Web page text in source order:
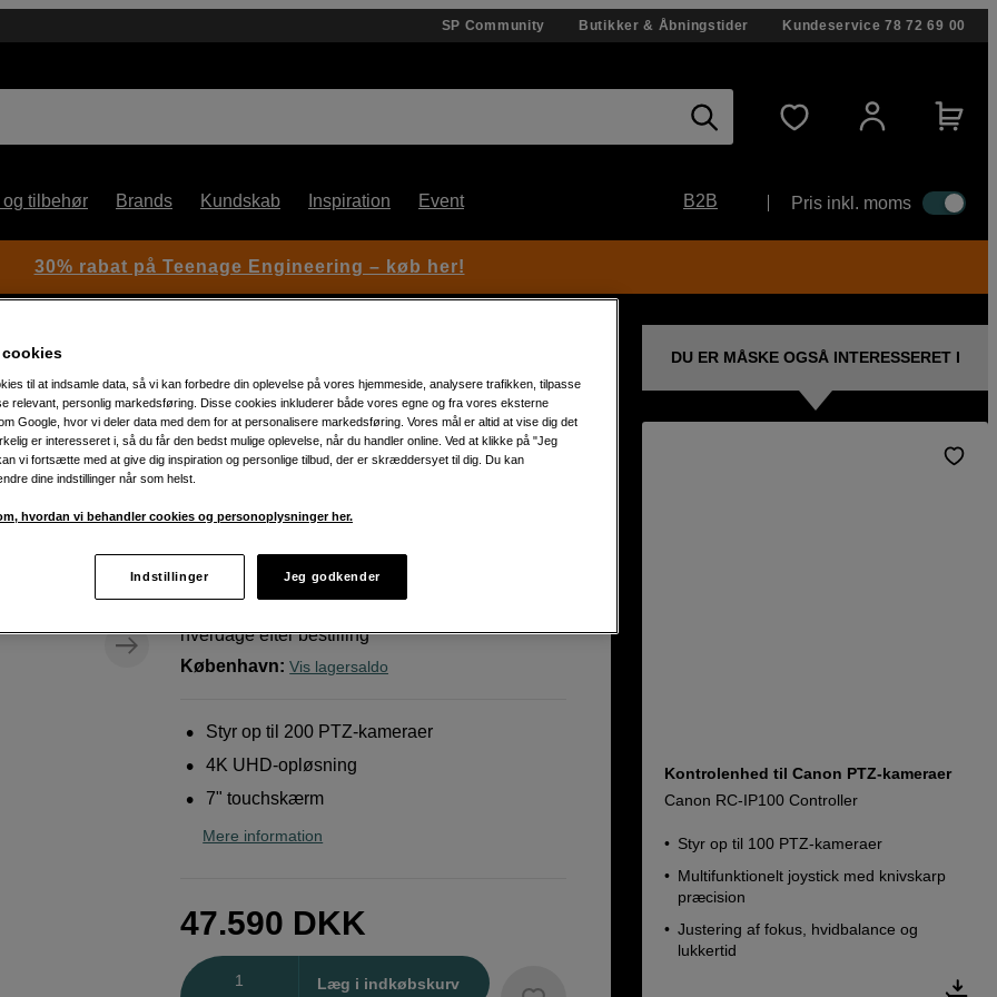
SP Community Butikker & Åbningstider Kundeservice 78 72 69 00
og tilbehør Brands Kundskab Inspiration Event B2B Pris inkl. moms
Artikelnummer: 1060662
Avanceret kontrolbord til PTZ-
kameraer
hverdage efter bestilling
København: Vis lagersaldo
Styr op til 200 PTZ-kameraer
4K UHD-opløsning
7" touchskærm
Mere information
47.590 DKK
Læg i indkøbskurv
DU ER MÅSKE OGSÅ INTERESSERET I
Kontrolenhed til Canon PTZ-kameraer
Canon RC-IP100 Controller
Styr op til 100 PTZ-kameraer
Multifunktionelt joystick med knivskarp
præcision
Justering af fokus, hvidbalance og
lukkertid
30% rabat på Teenage Engineering – køb her!
til at indsamle data, så vi kan forbedre din oplevelse på vores hjemmeside, analysere trafikken, tilpasse
relevant, personlig markedsføring. Disse cookies inkluderer både vores egne og fra vores eksterne
Google, hvor vi deler data med dem for at personalisere markedsføring. Vores mål er altid at vise dig det
er interesseret i, så du får den bedst mulige oplevelse, når du handler online. Ved at klikke på "Jeg
vi fortsætte med at give dig inspiration og personlige tilbud, der er skræddersyet til dig. Du kan
dine indstillinger når som helst.
hvordan vi behandler cookies og personoplysninger her.
Indstillinger Jeg godkender